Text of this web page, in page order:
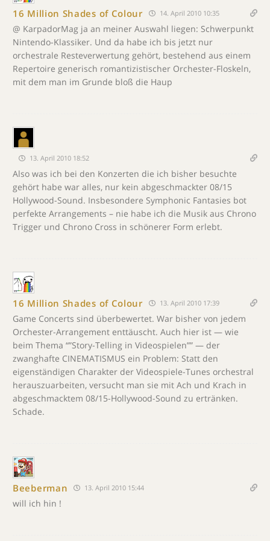
16 Million Shades of Colour 14. April 2010 10:35
@ KarpadorMag ja an meiner Auswahl liegen: Schwerpunkt
Nintendo-Klassiker. Und da habe ich bis jetzt nur
orchestrale Resteverwertung gehört, bestehend aus einem
Repertoire generisch romantizistischer Orchester-Floskeln,
mit dem man im Grunde bloß die Haup
13. April 2010 18:52
Also was ich bei den Konzerten die ich bisher besuchte
gehört habe war alles, nur kein abgeschmackter 08/15
Hollywood-Sound. Insbesondere Symphonic Fantasies bot
perfekte Arrangements – nie habe ich die Musik aus Chrono
Trigger und Chrono Cross in schönerer Form erlebt.
16 Million Shades of Colour 13. April 2010 17:39
Game Concerts sind überbewertet. War bisher von jedem
Orchester-Arrangement enttäuscht. Auch hier ist — wie
beim Thema “”Story-Telling in Videospielen”” — der
zwanghafte CINEMATISMUS ein Problem: Statt den
eigenständigen Charakter der Videospiele-Tunes orchestral
herauszuarbeiten, versucht man sie mit Ach und Krach in
abgeschmacktem 08/15-Hollywood-Sound zu ertränken.
Schade.
Beeberman 13. April 2010 15:44
will ich hin !